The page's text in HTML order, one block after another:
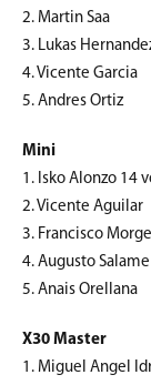
2. Martin Saa
3. Lukas
4. Vicente Garcia
5. Andres Ortiz
Mini
1. Isko Alonzo 14
2. Vicente Aguilar
3. Francisco
4. Augusto Salame
5. Anais Orellana
X30 Master
1. Miguel Angel